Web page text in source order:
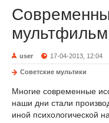
user 17-04-2013, 12:04
Советские мультики
Многие современные
наши дни стали
иной психологической